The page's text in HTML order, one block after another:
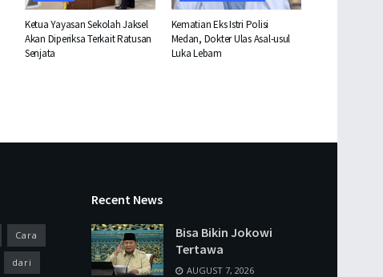
Ketua Yayasan Sekolah Jaksel
Akan Diperiksa Terkait Ratusan
Senjata
Kematian Eks Istri Polisi
Medan, Dokter Ulas Asal-usul
Luka Lebam
Cara
dari
Recent News
Bisa Bikin Jokowi
Tertawa
AUGUST 7, 2026